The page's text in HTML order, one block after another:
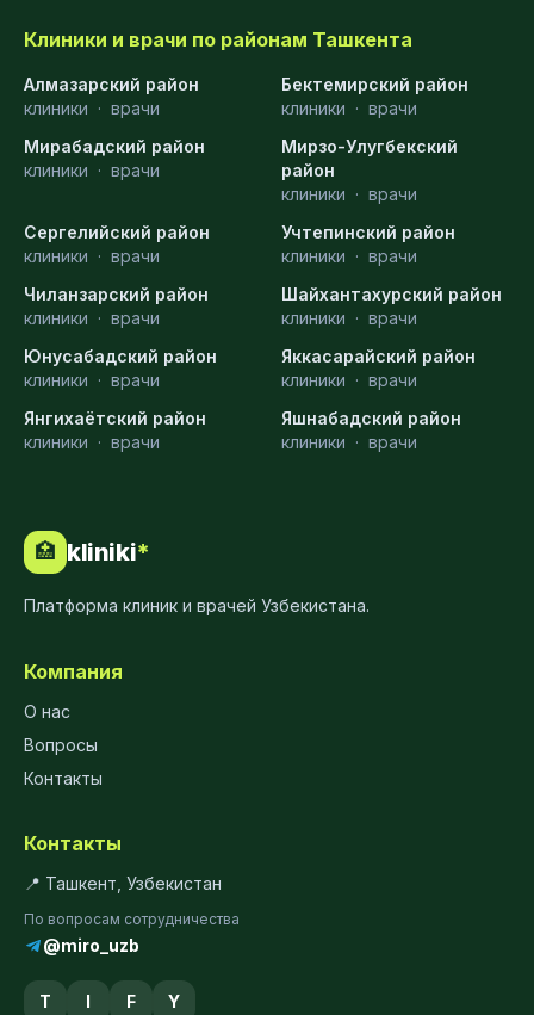
Клиники и врачи по районам Ташкента
Алмазарский район
клиники · врачи
Бектемирский район
клиники · врачи
Мирабадский район
клиники · врачи
Мирзо-Улугбекский
район
клиники · врачи
Сергелийский район
клиники · врачи
Учтепинский район
клиники · врачи
Чиланзарский район
клиники · врачи
Шайхантахурский район
клиники · врачи
Юнусабадский район
клиники · врачи
Яккасарайский район
клиники · врачи
Янгихаётский район
клиники · врачи
Яшнабадский район
клиники · врачи
🏥 kliniki*
Платформа клиник и врачей Узбекистана.
Компания
О нас
Вопросы
Контакты
Контакты
📍 Ташкент, Узбекистан
По вопросам сотрудничества
@miro_uzb
T I F Y